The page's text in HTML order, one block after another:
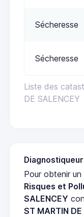
Liste des
DE SALENCEY
Sécheresse
Sécheresse
Pour obtenir un
Risques et
SALENCEY
ST MARTIN